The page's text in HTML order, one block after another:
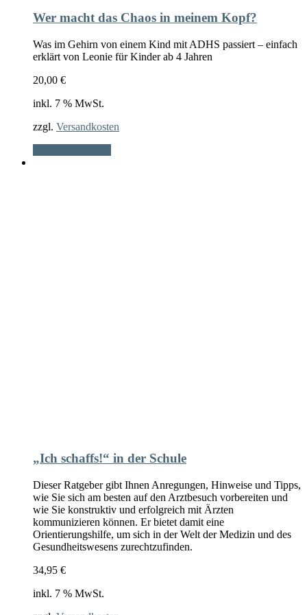
Wer macht das Chaos in meinem Kopf?
Was im Gehirn von einem Kind mit ADHS passiert – einfach
erklärt von Leonie für Kinder ab 4 Jahren
20,00 €
inkl. 7 % MwSt.
zzgl. Versandkosten
„Ich schaffs!“ in der Schule
Dieser Ratgeber gibt Ihnen Anregungen, Hinweise und Tipps,
wie Sie sich am besten auf den Arztbesuch vorbereiten und
wie Sie konstruktiv und erfolgreich mit Ärzten
kommunizieren können. Er bietet damit eine
Orientierungshilfe, um sich in der Welt der Medizin und des
Gesundheitswesens zurechtzufinden.
34,95 €
inkl. 7 % MwSt.